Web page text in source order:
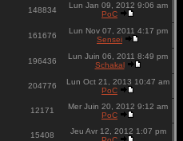
148834
Lun Jan 09, 2012 9:06 am
PoC
161676
Lun Nov 07, 2011 4:17 pm
Sensei
196436
Lun Juin 06, 2011 8:49 pm
Schakal
204776
Lun Oct 21, 2013 10:47 am
PoC
12171
Mer Juin 20, 2012 9:12 am
PoC
15408
Jeu Avr 12, 2012 1:07 pm